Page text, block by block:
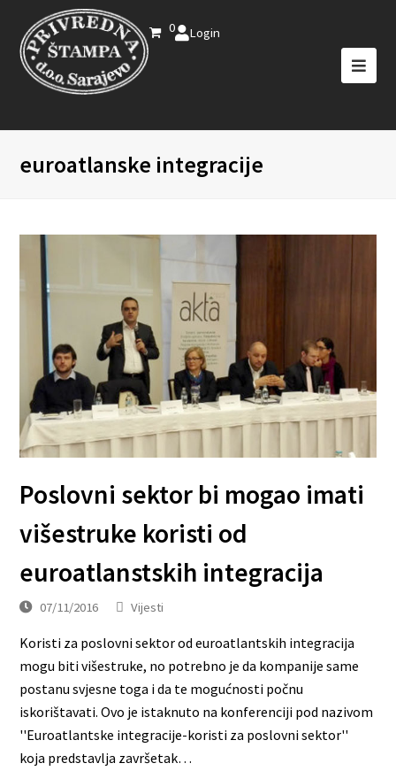
0 Login
euroatlanske integracije
Poslovni sektor bi mogao imati
višestruke koristi od
euroatlanstskih integracija
07/11/2016 Vijesti
Koristi za poslovni sektor od euroatlantskih integracija
mogu biti višestruke, no potrebno je da kompanije same
postanu svjesne toga i da te mogućnosti počnu
iskorištavati. Ovo je istaknuto na konferenciji pod nazivom
''Euroatlantske integracije-koristi za poslovni sektor''
koja predstavlja završetak…